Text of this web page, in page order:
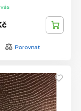
vás
Porovnat